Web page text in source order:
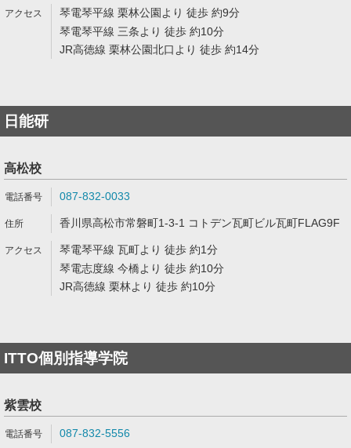
琴電琴平線 栗林公園より 徒歩 約9分
琴電琴平線 三条より 徒歩 約10分
JR高徳線 栗林公園北口より 徒歩 約14分
日能研
高松校
087-832-0033
香川県高松市常磐町1-3-1 コトデン瓦町ビル瓦町FLAG9F
琴電琴平線 瓦町より 徒歩 約1分
琴電志度線 今橋より 徒歩 約10分
JR高徳線 栗林より 徒歩 約10分
ITTO個別指導学院
紫雲校
087-832-5556